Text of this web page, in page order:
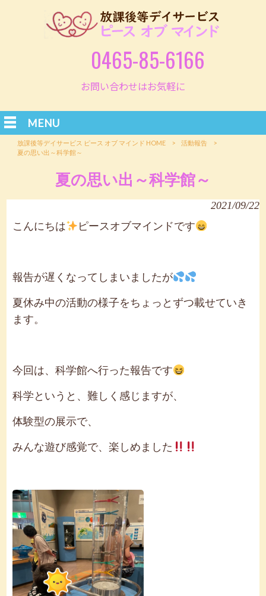
0465-85-6166
お問い合わせはお気軽に
MENU
放課後等デイサービス ピース オブ マインド HOME > 活動報告
>
夏の思い出～科学館～
夏の思い出～科学館～
2021/09/22
こんにちは ピースオブマインドです
報告が遅くなってしまいましたが
夏休み中の活動の様子をちょっとずつ載せていき
ます。
今回は、科学館へ行った報告です
科学というと、難しく感じますが、
体験型の展示で、
みんな遊び感覚で、楽しめました